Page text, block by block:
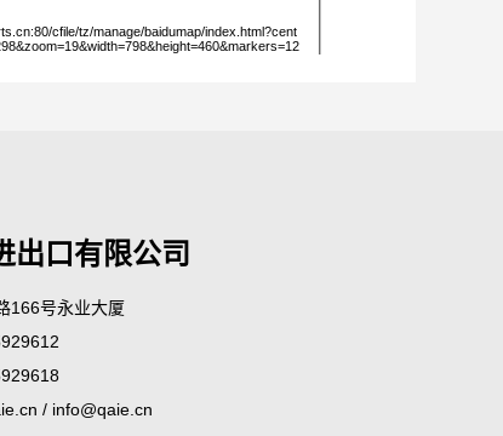
出口有限公司
166号永业大厦
/ info@qaie.cn